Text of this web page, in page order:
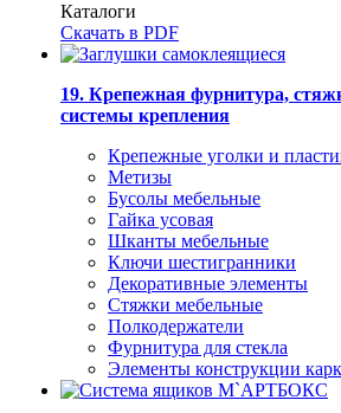
Каталоги
Скачать в PDF
19. Крепежная фурнитура,
системы крепления
Крепежные уголки и
Метизы
Бусолы мебельные
Гайка усовая
Шканты мебельные
Ключи шестигранники
Декоративные элементы
Стяжки мебельные
Полкодержатели
Фурнитура для стекла
Элементы конструкции